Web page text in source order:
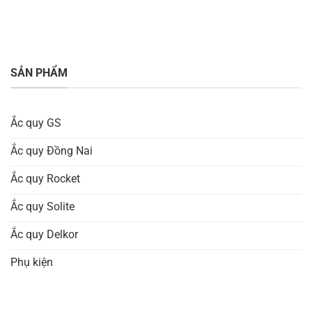
SẢN PHẨM
Ắc quy GS
Ắc quy Đồng Nai
Ắc quy Rocket
Ắc quy Solite
Ắc quy Delkor
Phụ kiện